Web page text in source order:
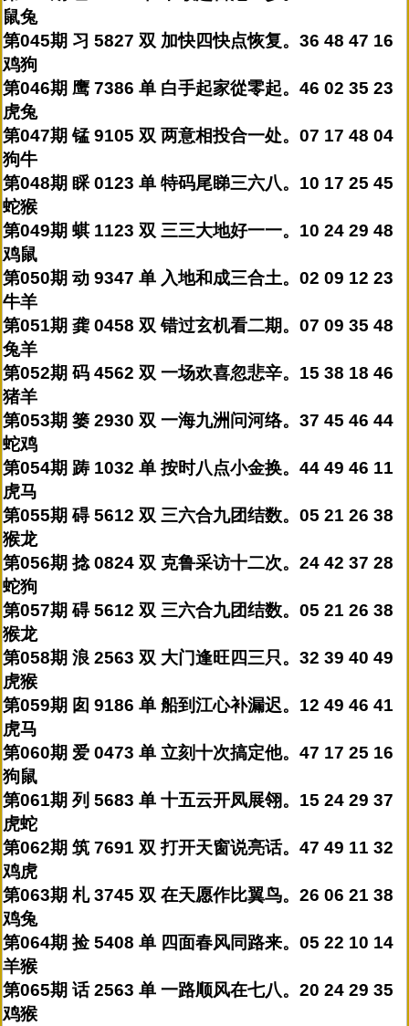
鼠兔
第045期 习 5827 双 加快四快点恢复。36 48 47 16
鸡狗
第046期 鹰 7386 单 白手起家從零起。46 02 35 23
虎兔
第047期 锰 9105 双 两意相投合一处。07 17 48 04
狗牛
第048期 睬 0123 单 特码尾睇三六八。10 17 25 45
蛇猴
第049期 蜞 1123 双 三三大地好一一。10 24 29 48
鸡鼠
第050期 动 9347 单 入地和成三合土。02 09 12 23
牛羊
第051期 龚 0458 双 错过玄机看二期。07 09 35 48
兔羊
第052期 码 4562 双 一场欢喜忽悲辛。15 38 18 46
猪羊
第053期 篓 2930 双 一海九洲问河络。37 45 46 44
蛇鸡
第054期 踌 1032 单 按时八点小金换。44 49 46 11
虎马
第055期 碍 5612 双 三六合九团结数。05 21 26 38
猴龙
第056期 捻 0824 双 克鲁采访十二次。24 42 37 28
蛇狗
第057期 碍 5612 双 三六合九团结数。05 21 26 38
猴龙
第058期 浪 2563 双 大门逢旺四三只。32 39 40 49
虎猴
第059期 囱 9186 单 船到江心补漏迟。12 49 46 41
虎马
第060期 爱 0473 单 立刻十次搞定他。47 17 25 16
狗鼠
第061期 列 5683 单 十五云开凤展翎。15 24 29 37
虎蛇
第062期 筑 7691 双 打开天窗说亮话。47 49 11 32
鸡虎
第063期 札 3745 双 在天愿作比翼鸟。26 06 21 38
鸡兔
第064期 捡 5408 单 四面春风同路来。05 22 10 14
羊猴
第065期 话 2563 单 一路顺风在七八。20 24 29 35
鸡猴